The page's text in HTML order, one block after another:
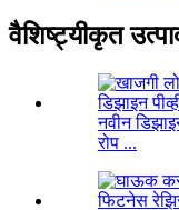
वैशिष्ट्यीकृत
नवीन
रोप ...